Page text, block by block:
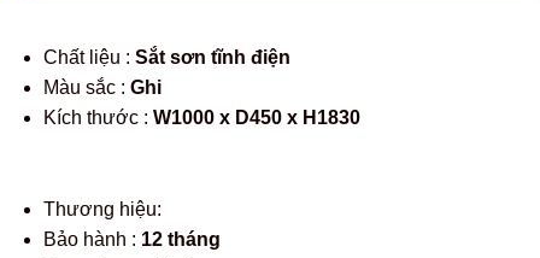
Chất liệu : Sắt sơn tĩnh điện
Màu sắc : Ghi
Kích thước : W1000 x D450 x H1830
Thương hiệu:
Bảo hành : 12 tháng